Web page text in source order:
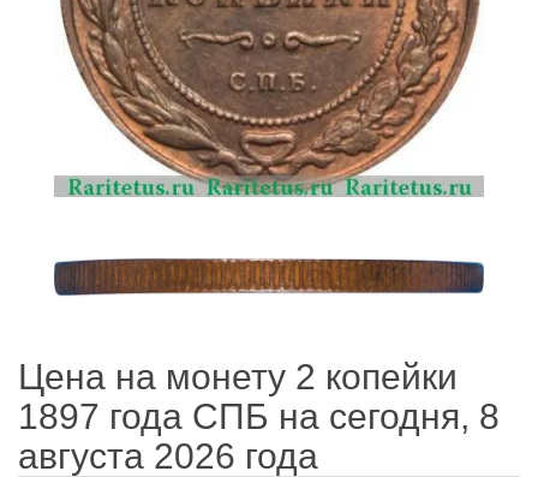
Цена на монету 2 копейки
1897 года СПБ на сегодня, 8
августа 2026 года